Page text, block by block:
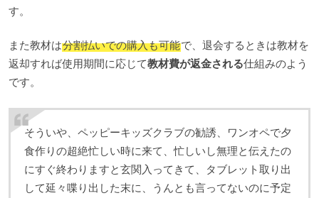
す。
また教材は分割払いでの購入も可能で、退会するときは教材を
返却すれば使用期間に応じて教材費が返金される仕組みのよう
です。
そういや、ペッピーキッズクラブの勧誘、ワンオペで夕
食作りの超絶忙しい時に来て、忙しいし無理と伝えたの
にすぐ終わりますと玄関入ってきて、タブレット取り出
して延々喋り出した末に、うんとも言ってないのに予定